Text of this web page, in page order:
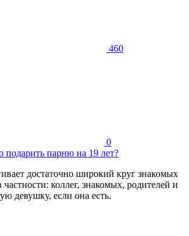
460
0
подарить парню на 19 лет?
достаточно широкий круг знакомых
коллег, знакомых, родителей и
девушку, если она есть.